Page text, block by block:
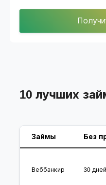
10 лучших
Займы Без
Веббанкир 30 дней